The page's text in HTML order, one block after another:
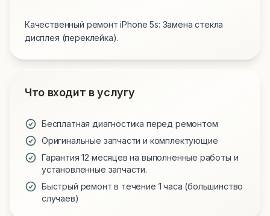
Качественный ремонт iPhone 5s: Замена стекла
дисплея (переклейка).
Что входит в услугу
Бесплатная диагностика перед ремонтом
Оригинальные запчасти и комплектующие
Гарантия 12 месяцев на выполненные работы и
установленные запчасти.
Быстрый ремонт в течение 1 часа (большинство
случаев)